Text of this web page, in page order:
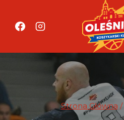
treści
Strona Główna /